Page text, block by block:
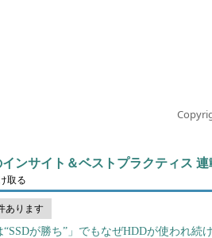
ンサイト＆ベストプラクティス 連
取る
あります
“SSDが勝ち”」でもなぜHDDが使われ続